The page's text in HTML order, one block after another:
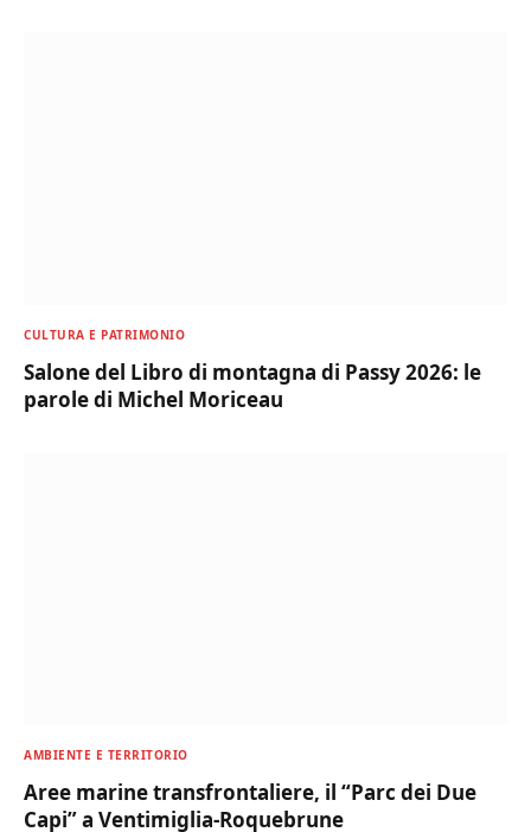
CULTURA E PATRIMONIO
Salone del Libro di montagna di Passy 2026: le
parole di Michel Moriceau
AMBIENTE E TERRITORIO
Aree marine transfrontaliere, il “Parc dei Due
Capi” a Ventimiglia-Roquebrune